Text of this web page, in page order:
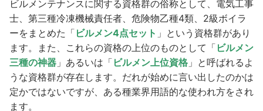
ビルメンテナンスに関する資格群の俗称として、電気工事
士、第三種冷凍機械責任者、危険物乙種4類、2級ボイラ
ーをまとめた「 ビルメン4点セット 」という資格群があり
ます。また、これらの資格の上位のものとして「 ビルメン
三種の神器 」あるいは「 ビルメン上位資格 」と呼ばれるよ
うな資格群が存在します。だれが始めに言い出したのかは
定かではないですが、ある種業界用語的な使われ方をされ
ます。